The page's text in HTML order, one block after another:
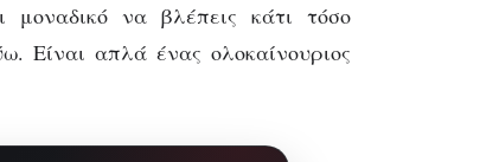
μοναδικό να βλέπεις κάτι τόσο
Είναι απλά ένας ολοκαίνουριος